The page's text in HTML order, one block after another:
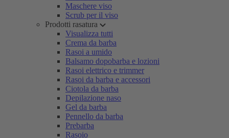
Maschere viso
Scrub per il viso
Prodotti rasatura
Visualizza tutti
Crema da barba
Rasoi a umido
Balsamo dopobarba e lozioni
Rasoi elettrico e trimmer
Rasoi da barba e accessori
Ciotola da barba
Depilazione naso
Gel da barba
Pennello da barba
Prebarba
Rasoio